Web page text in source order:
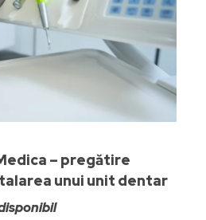
– pregătire
unui unit dentar